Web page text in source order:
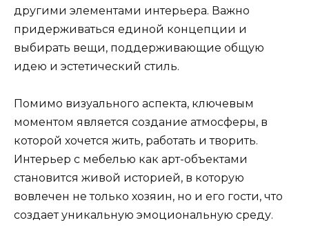
другими элементами интерьера. Важно
придерживаться единой концепции и
выбирать вещи, поддерживающие общую
идею и эстетический стиль.
Помимо визуального аспекта, ключевым
моментом является создание атмосферы, в
которой хочется жить, работать и творить.
Интерьер с мебелью как арт-объектами
становится живой историей, в которую
вовлечен не только хозяин, но и его гости, что
создает уникальную эмоциональную среду.